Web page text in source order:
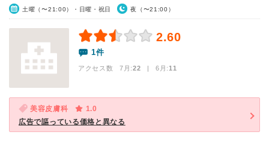
土曜（〜21:00）・日曜・祝日 夜（〜21:00）
2.60
1件
アクセス数 7月:22 | 6月:11
美容皮膚科
1.0
広告で謳っている価格と異なる